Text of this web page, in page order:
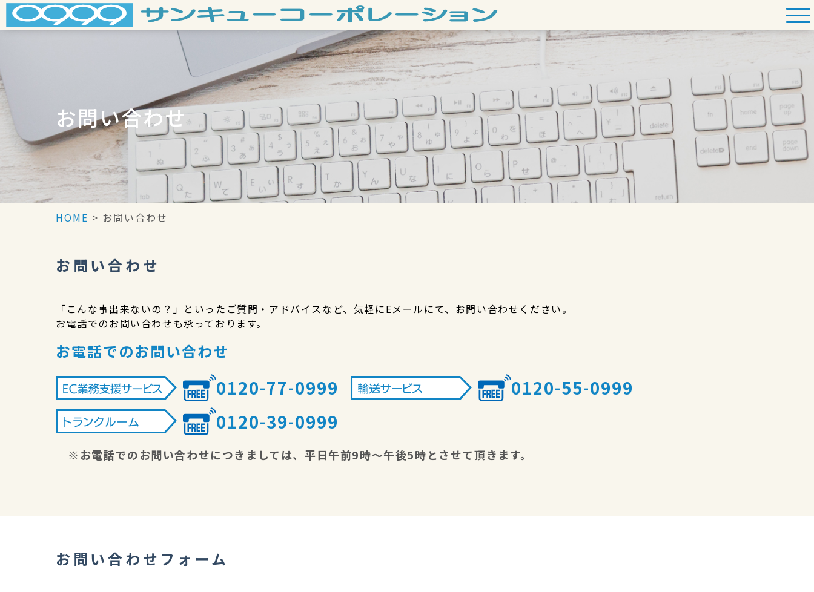
Skip
content
お問い合わせ
HOME > お問い合わせ
お問い合わせ
「こんな事出来ないの？」といったご質問・アドバイスなど、気軽にEメールにて、お問い合わせください。
お電話でのお問い合わせも承っております。
お電話でのお問い合わせ
0120-77-0999
0120-55-0999
0120-39-0999
※お電話でのお問い合わせにつきましては、平日午前9時～午後5時とさせて頂きます。
お問い合わせフォーム